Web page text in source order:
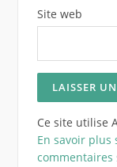
Site web
Ce site utilise
En savoir plus
commentaires